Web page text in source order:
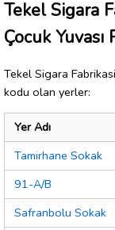
Tekel Sigara
Çocuk
Tekel Sigara
kodu olan yerler:
Yer Adı
Tamirhane Sokak
91-A/B
Safranbolu Sokak